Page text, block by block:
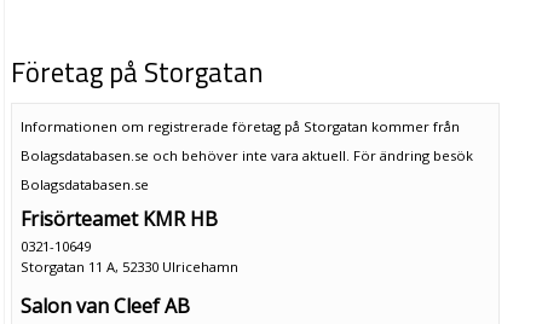
Företag på Storgatan
Informationen om registrerade företag på Storgatan kommer från
Bolagsdatabasen.se och behöver inte vara aktuell. För ändring besök
Bolagsdatabasen.se
Frisörteamet KMR HB
0321-10649
Storgatan 11 A, 52330 Ulricehamn
Salon van Cleef AB